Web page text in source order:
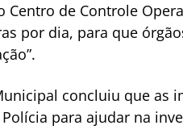
Centro de Controle
por dia, para que
concluiu que as
para ajudar na